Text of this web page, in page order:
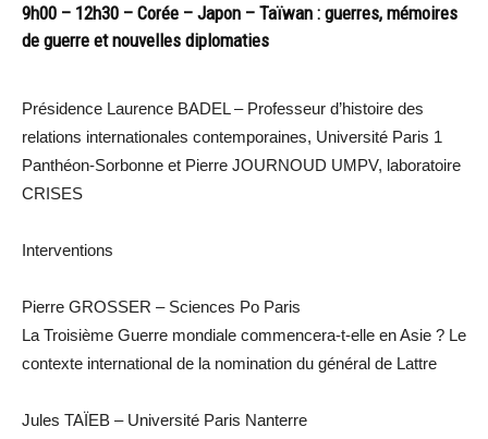
9h00 – 12h30 – Corée – Japon – Taïwan : guerres, mémoires
de guerre et nouvelles diplomaties
Présidence Laurence BADEL – Professeur d’histoire des
relations internationales contemporaines, Université Paris 1
Panthéon-Sorbonne et Pierre JOURNOUD UMPV, laboratoire
CRISES
Interventions
Pierre GROSSER – Sciences Po Paris
La Troisième Guerre mondiale commencera-t-elle en Asie ? Le
contexte international de la nomination du général de Lattre
Jules TAÏEB – Université Paris Nanterre